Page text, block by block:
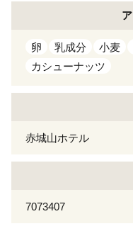
卵 乳成分 小麦
カシューナッツ
赤城山ホテル
7073407